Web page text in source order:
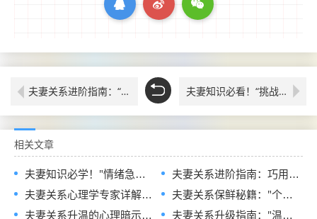
夫妻关系进阶指南：“仪式感”创新玩法，让TA从平淡到期待的纪念日魔法 夫妻知识必看！“挑战任务”阶梯设计,让TA在追求中持续升级
相关文章
夫妻知识必学！"情绪急救包"场景化配置指南大全：科学应对关系危机的工具组合
夫妻关系进阶指南：巧用“沉没成本”杠杆，让另一半主动加大投入
夫妻关系心理学专家详解“情感存款计划”：用风险对冲策略打造关系危机储备金
夫妻关系保鲜秘籍："个人空间"弹性管理术——科学距离让TA更珍惜亲密时光
夫妻关系升温的心理暗示术大全，让TA主动幻想与你共组家庭
夫妻关系升级指南："温柔反击术"实战手册——化解攻击的优雅姿态